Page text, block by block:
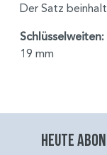
Der Satz
Schlüsselweiten:
19 mm
Heute